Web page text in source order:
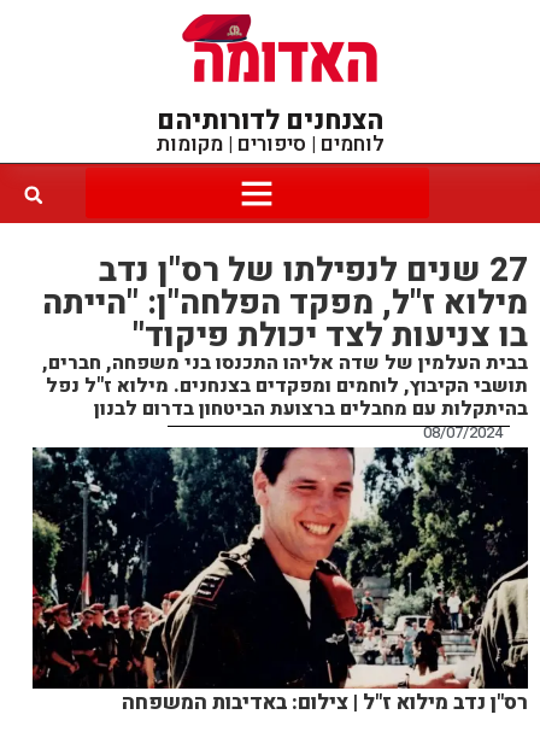
הצנחנים לדורותיהם
לוחמים | סיפורים | מקומות
27 שנים לנפילתו של רס"ן נדב
מילוא ז"ל, מפקד הפלחה"ן: "הייתה
בו צניעות לצד יכולת פיקוד"
בבית העלמין של שדה אליהו התכנסו בני משפחה, חברים,
תושבי הקיבוץ, לוחמים ומפקדים בצנחנים. מילוא ז"ל נפל
בהיתקלות עם מחבלים ברצועת הביטחון בדרום לבנון
08/07/2024
רס"ן נדב מילוא ז"ל | צילום: באדיבות המשפחה